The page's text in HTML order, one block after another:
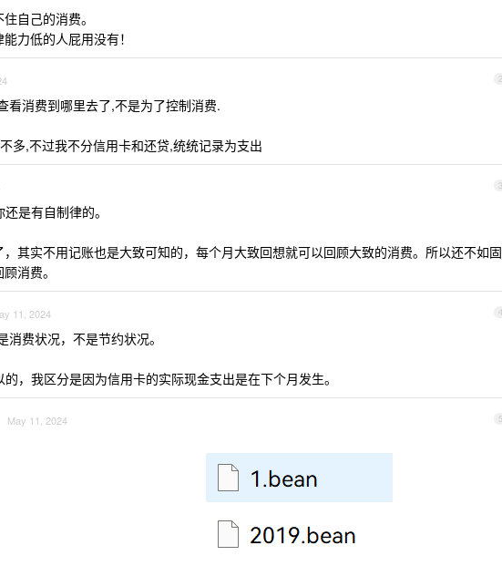
自己的消费。
力低的人屁用没有！
2
看消费到哪里去了,不是为了控制消费.
多,不过我不分信用卡和还贷,统统记录为支出
3
是有自制律的。
其实不用记账也是大致可知的，每个月大致回想就可以回顾大致的消费。所以还不如固
消费。
4
11, 2024
消费状况，不是节约状况。
的，我区分是因为信用卡的实际现金支出是在下个月发生。
5
May 11, 2024